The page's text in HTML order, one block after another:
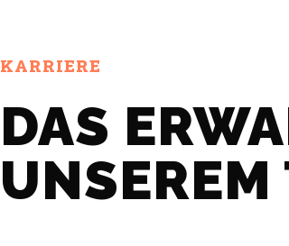
KARRIERE
DAS
UNSEREM